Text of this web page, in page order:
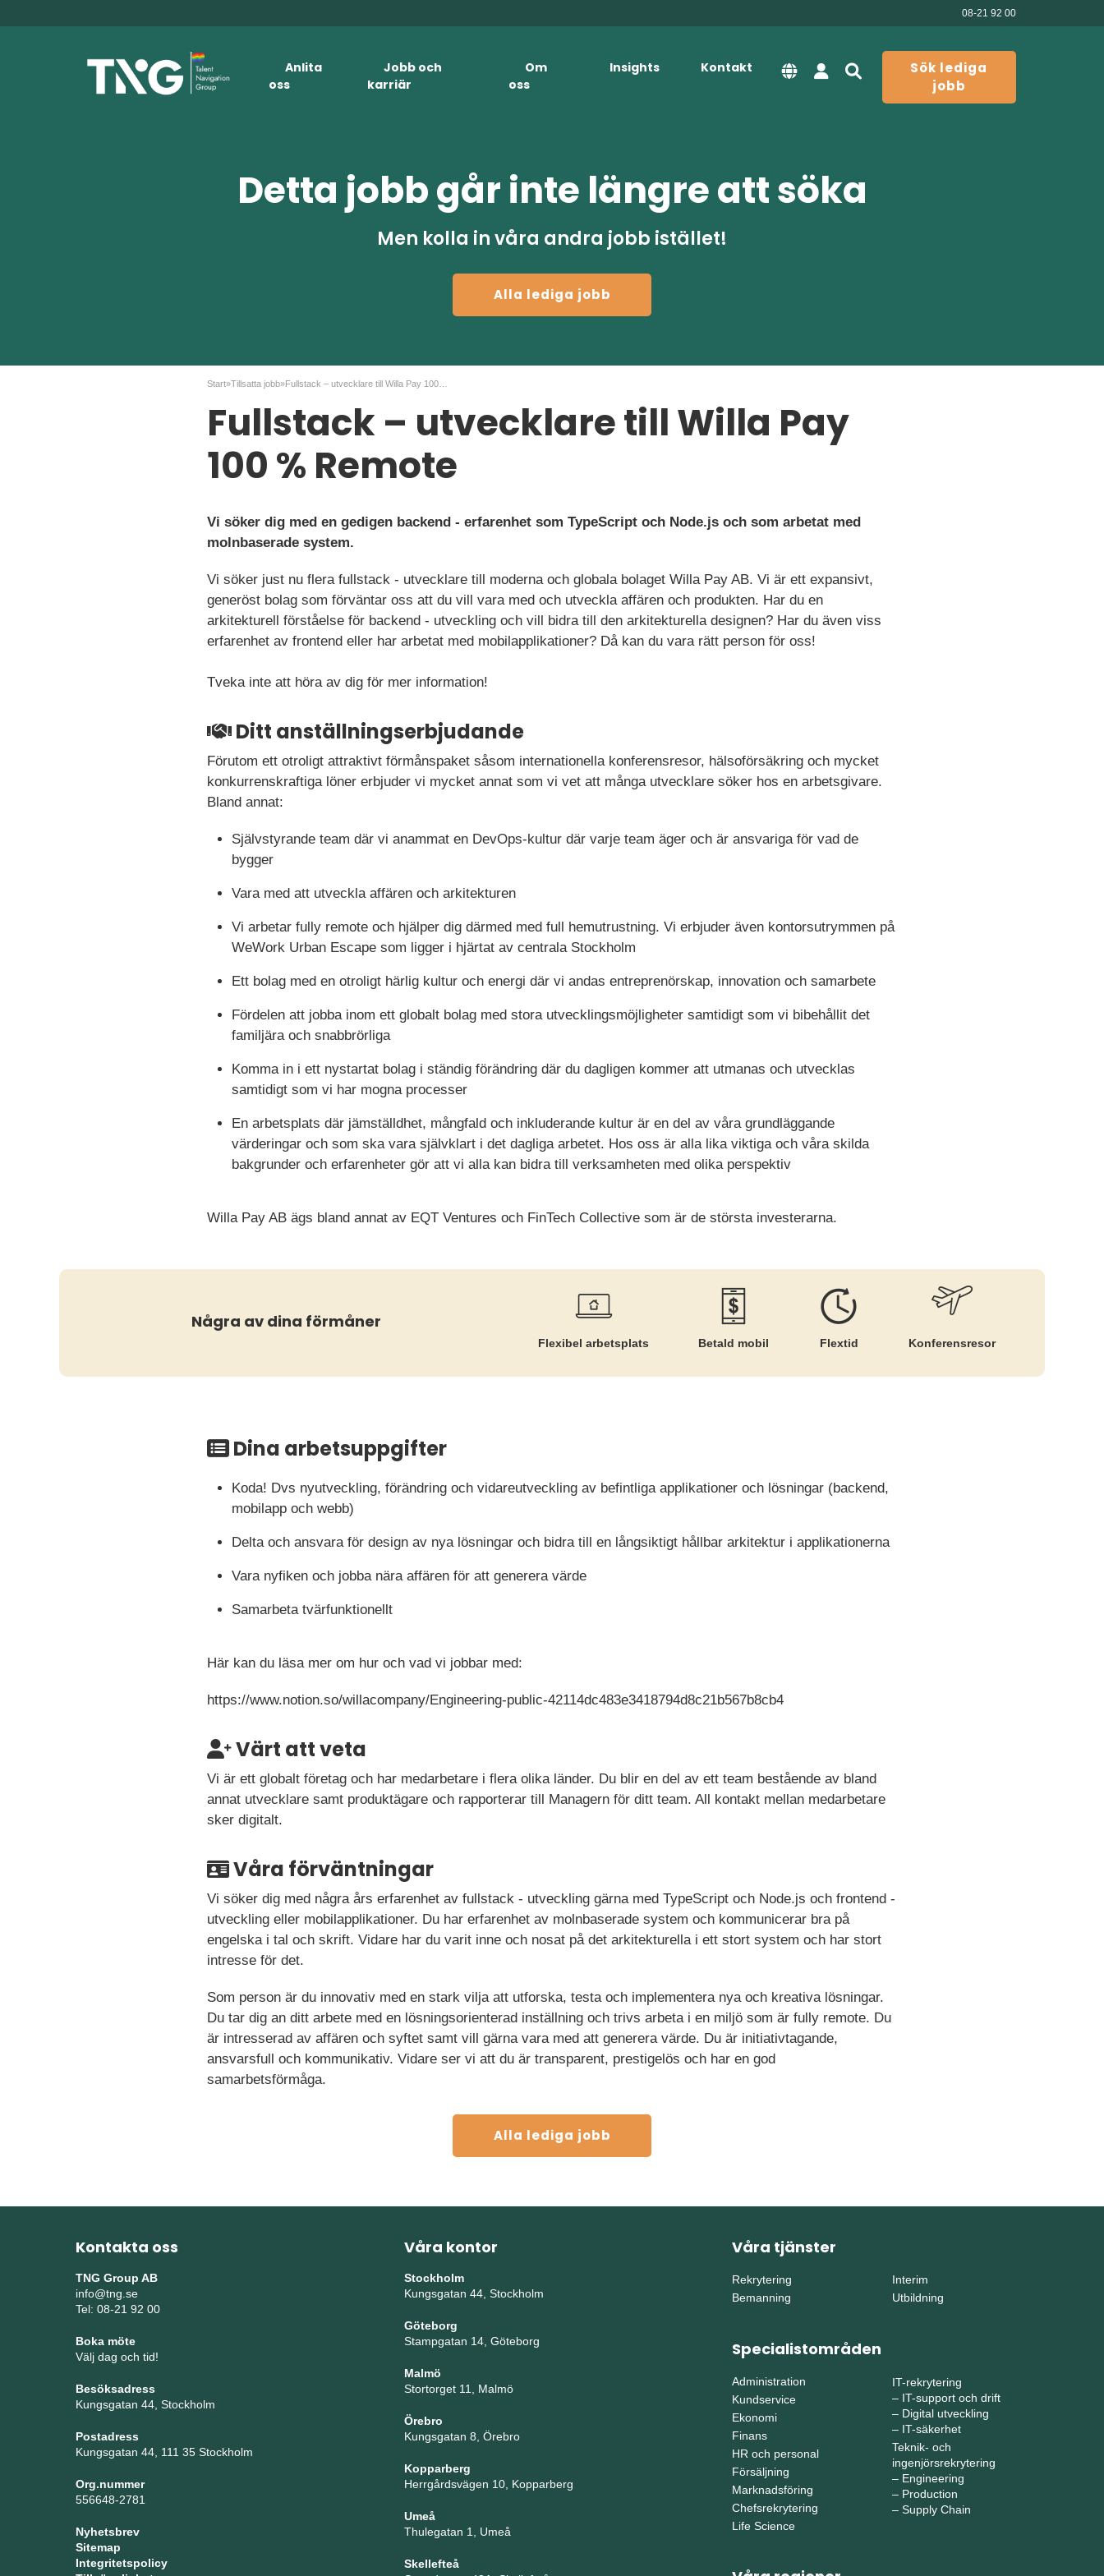
08-21 92 00
Anlita
oss
Jobb och
karriär
Om
oss
Insights Kontakt
Sök lediga
jobb
Detta jobb går inte längre att söka
Men kolla in våra andra jobb istället!
Alla lediga jobb
Start»Tillsatta jobb»
Fullstack – utvecklare till Willa Pay
100 % Remote
Vi söker dig med en gedigen backend - erfarenhet som TypeScript och Node.js och som arbetat med
molnbaserade system.
Vi söker just nu flera fullstack - utvecklare till moderna och globala bolaget Willa Pay AB. Vi är ett expansivt,
generöst bolag som förväntar oss att du vill vara med och utveckla affären och produkten. Har du en
arkitekturell förståelse för backend - utveckling och vill bidra till den arkitekturella designen? Har du även viss
erfarenhet av frontend eller har arbetat med mobilapplikationer? Då kan du vara rätt person för oss!
Tveka inte att höra av dig för mer information!
Ditt anställningserbjudande
Förutom ett otroligt attraktivt förmånspaket såsom internationella konferensresor, hälsoförsäkring och mycket
konkurrenskraftiga löner erbjuder vi mycket annat som vi vet att många utvecklare söker hos en arbetsgivare.
Bland annat:
Självstyrande team där vi anammat en DevOps-kultur där varje team äger och är ansvariga för vad de
bygger
Vara med att utveckla affären och arkitekturen
Vi arbetar fully remote och hjälper dig därmed med full hemutrustning. Vi erbjuder även kontorsutrymmen på
WeWork Urban Escape som ligger i hjärtat av centrala Stockholm
Ett bolag med en otroligt härlig kultur och energi där vi andas entreprenörskap, innovation och samarbete
Fördelen att jobba inom ett globalt bolag med stora utvecklingsmöjligheter samtidigt som vi bibehållit det
familjära och snabbrörliga
Komma in i ett nystartat bolag i ständig förändring där du dagligen kommer att utmanas och utvecklas
samtidigt som vi har mogna processer
En arbetsplats där jämställdhet, mångfald och inkluderande kultur är en del av våra grundläggande
värderingar och som ska vara självklart i det dagliga arbetet. Hos oss är alla lika viktiga och våra skilda
bakgrunder och erfarenheter gör att vi alla kan bidra till verksamheten med olika perspektiv
Willa Pay AB ägs bland annat av EQT Ventures och FinTech Collective som är de största investerarna.
Några av dina förmåner
Flexibel arbetsplats Betald mobil Flextid Konferensresor
Dina arbetsuppgifter
Koda! Dvs nyutveckling, förändring och vidareutveckling av befintliga applikationer och lösningar (backend,
mobilapp och webb)
Delta och ansvara för design av nya lösningar och bidra till en långsiktigt hållbar arkitektur i applikationerna
Vara nyfiken och jobba nära affären för att generera värde
Samarbeta tvärfunktionellt
Här kan du läsa mer om hur och vad vi jobbar med:
https://www.notion.so/willacompany/Engineering-public-42114dc483e3418794d8c21b567b8cb4
Värt att veta
Vi är ett globalt företag och har medarbetare i flera olika länder. Du blir en del av ett team bestående av bland
annat utvecklare samt produktägare och rapporterar till Managern för ditt team. All kontakt mellan medarbetare
sker digitalt.
Våra förväntningar
Vi söker dig med några års erfarenhet av fullstack - utveckling gärna med TypeScript och Node.js och frontend -
utveckling eller mobilapplikationer. Du har erfarenhet av molnbaserade system och kommunicerar bra på
engelska i tal och skrift. Vidare har du varit inne och nosat på det arkitekturella i ett stort system och har stort
intresse för det.
Som person är du innovativ med en stark vilja att utforska, testa och implementera nya och kreativa lösningar.
Du tar dig an ditt arbete med en lösningsorienterad inställning och trivs arbeta i en miljö som är fully remote. Du
är intresserad av affären och syftet samt vill gärna vara med att generera värde. Du är initiativtagande,
ansvarsfull och kommunikativ. Vidare ser vi att du är transparent, prestigelös och har en god
samarbetsförmåga.
Alla lediga jobb
Kontakta oss
TNG Group AB
info@tng.se
Tel: 08-21 92 00
Boka möte
Välj dag och tid!
Besöksadress
Kungsgatan 44, Stockholm
Postadress
Kungsgatan 44, 111 35 Stockholm
Org.nummer
556648-2781
Nyhetsbrev
Sitemap
Integritetspolicy
Våra kontor
Stockholm
Kungsgatan 44, Stockholm
Göteborg
Stampgatan 14, Göteborg
Malmö
Stortorget 11, Malmö
Örebro
Kungsgatan 8, Örebro
Kopparberg
Herrgårdsvägen 10, Kopparberg
Umeå
Thulegatan 1, Umeå
Skellefteå
Våra tjänster
Rekrytering
Bemanning
Interim
Utbildning
Specialistområden
Administration
Kundservice
Ekonomi
Finans
HR och personal
Försäljning
Marknadsföring
Chefsrekrytering
Life Science
IT-rekrytering
– IT-support och drift
– Digital utveckling
– IT-säkerhet
Teknik- och
ingenjörsrekrytering
– Engineering
– Production
– Supply Chain